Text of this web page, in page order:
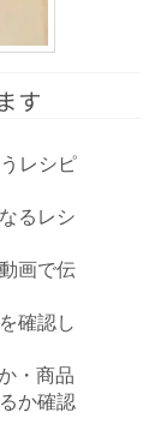
す
レシピ
るレシ
画で伝
確認し
・商品
か確認